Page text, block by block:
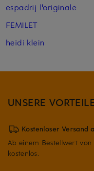
espadrij l'originale
FEMILET
heidi klein
UNSERE
Kostenloser Versand
Ab einem Bestellwert
kostenlos.